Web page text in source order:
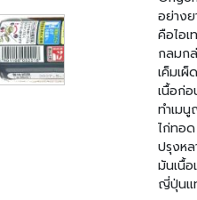
อย่าง
คือไอ
กลมก
เค็มเ
เนื้อก่อ
ทำเมนู
ไก่ทอ
ปรุงห
มันเนื้
ญี่ปุ่นแ